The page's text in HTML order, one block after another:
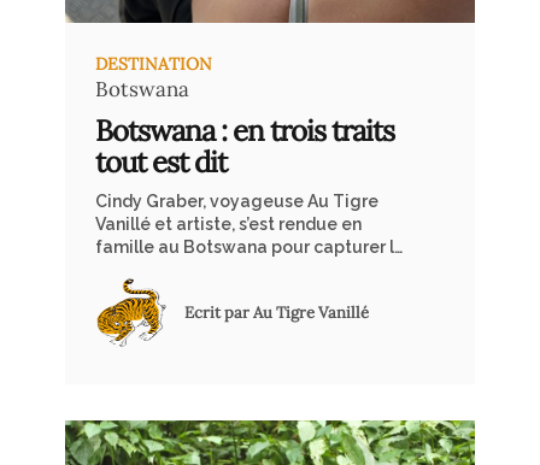
DESTINATION
Botswana
Botswana : en trois traits
tout est dit
Cindy Graber, voyageuse Au Tigre
Vanillé et artiste, s’est rendue en
famille au Botswana pour capturer la
ses dessins spontanés. Partir en safari
au Botswana avec sa famille peut
être une expérience transformatrice,
appareil photo, mais avec ses crayons
et son carnet de croquis.
Ecrit par Au Tigre Vanillé